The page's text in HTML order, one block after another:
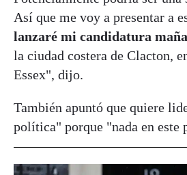
Así que me voy a presentar a
lanzaré mi candidatura
la ciudad costera de Clacton,
Essex", dijo.
También apuntó que quiere
política" porque "nada en este